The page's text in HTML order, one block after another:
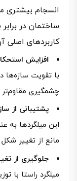
انسجام
ساختمان در برابر
کاربردهای اصلی
افزایش
با تقویت سازه‌ها
چشمگیری
پشتیبانی از
این میلگردها به
مانع از تغییر
جلوگیری از
میلگرد راستا با